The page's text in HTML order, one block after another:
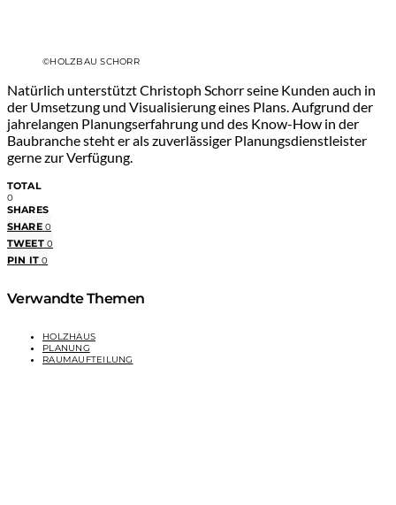
©HOLZBAU SCHORR
Natürlich unterstützt Christoph Schorr seine Kunden auch in
der Umsetzung und Visualisierung eines Plans. Aufgrund der
jahrelangen Planungserfahrung und des Know-How in der
Baubranche steht er als zuverlässiger Planungsdienstleister
gerne zur Verfügung.
TOTAL
0
SHARES
SHARE 0
TWEET 0
PIN IT 0
Verwandte Themen
HOLZHAUS
PLANUNG
RAUMAUFTEILUNG